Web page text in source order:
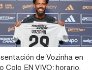
de Vozinha en
Colo EN VIVO: horario,